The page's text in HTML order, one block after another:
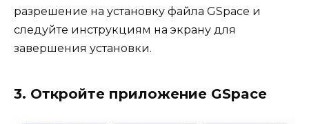
разрешение на установку файла GSpace и
следуйте инструкциям на экрану для
завершения установки.
3. Откройте приложение GSpace